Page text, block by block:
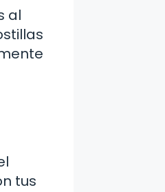
al
tus